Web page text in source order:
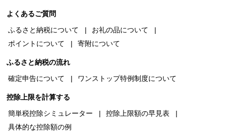
よくあるご質問
ふるさと納税について
お礼の品について
ポイントについて
寄附について
ふるさと納税の流れ
確定申告について
ワンストップ特例制度について
控除上限を計算する
簡単税控除シミュレーター
控除上限額の早見表
具体的な控除額の例